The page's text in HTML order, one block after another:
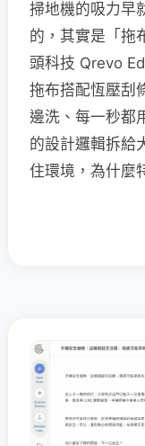
掃地機的吸力早
的，其實是「拖
頭科技 Qrevo
拖布搭配恆壓刮
邊洗、每一秒都
的設計邏輯拆給
住環境，為什麼